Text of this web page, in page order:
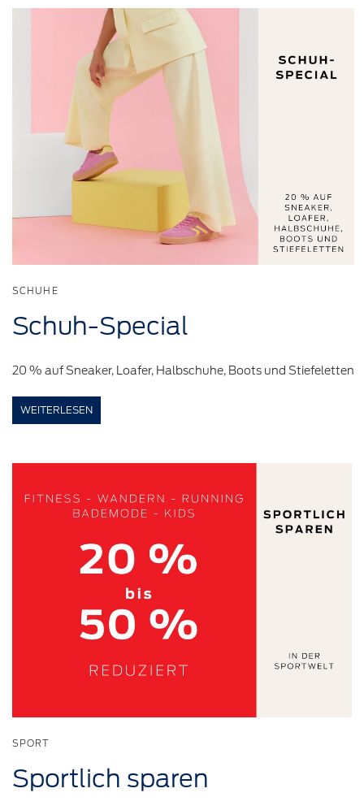
SCHUHE
Schuh-Special
20 % auf Sneaker, Loafer, Halbschuhe, Boots und Stiefeletten
WEITERLESEN
SPORT
Sportlich sparen